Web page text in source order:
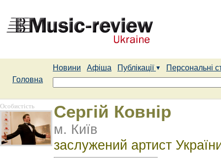
Новини Афіша Публікації
Персональні
Головна
Особистість Сергій Ковнір
м. Київ
заслужений артист